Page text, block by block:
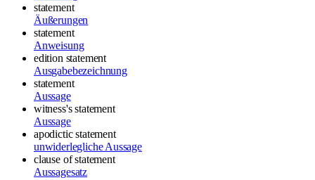
statement
Äußerungen
statement
Anweisung
edition statement
Ausgabebezeichnung
statement
Aussage
witness's statement
Aussage
apodictic statement
unwiderlegliche Aussage
clause of statement
Aussagesatz